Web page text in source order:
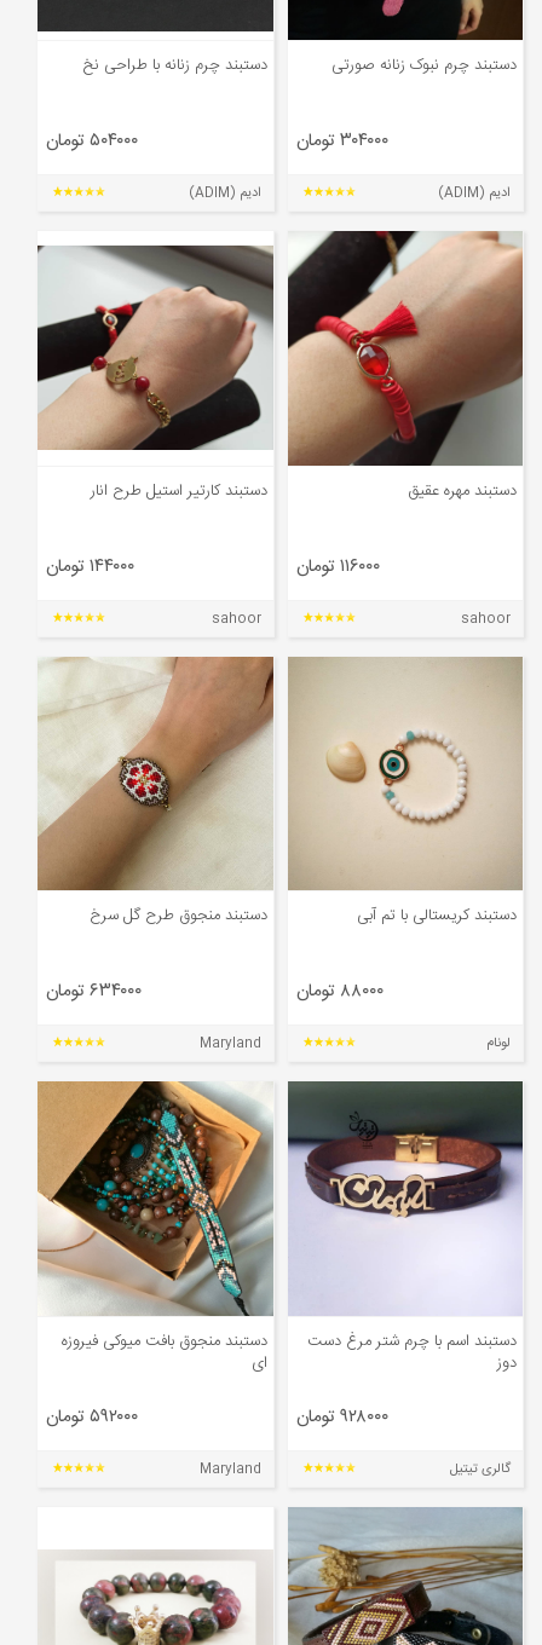
دستبند چرم نبوک زنانه صورتی
۳۰۴۰۰۰ تومان
ادیم (ADIM)
دستبند چرم زنانه با طراحی نخ
۵۰۴۰۰۰ تومان
ادیم (ADIM)
دستبند مهره عقیق
۱۱۶۰۰۰ تومان
sahoor
دستبند کارتیر استیل طرح انار
۱۴۴۰۰۰ تومان
sahoor
دستبند کریستالی با تم آبی
۸۸۰۰۰ تومان
لونام
دستبند منجوق طرح گل سرخ
۶۳۴۰۰۰ تومان
Maryland
دستبند اسم با چرم شتر مرغ دست
دوز
۹۲۸۰۰۰ تومان
گالری تیتیل
دستبند منجوق بافت میوکی فیروزه
ای
۵۹۲۰۰۰ تومان
Maryland